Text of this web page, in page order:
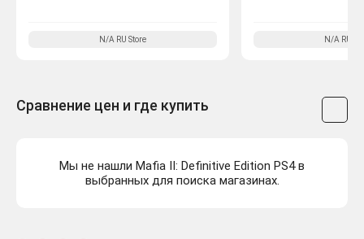
N/A RU Store N/A RU
Сравнение цен и где купить
Мы не нашли Mafia II: Definitive Edition PS4 в
выбранных для поиска магазинах.